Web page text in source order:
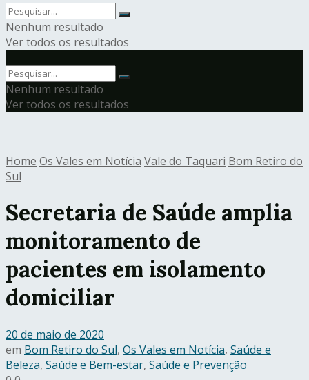
Nenhum resultado
Ver todos os resultados
Nenhum resultado
Ver todos os resultados
Home Os Vales em Notícia Vale do Taquari Bom Retiro do
Sul
Secretaria de Saúde amplia
monitoramento de
pacientes em isolamento
domiciliar
20 de maio de 2020
em Bom Retiro do Sul, Os Vales em Notícia, Saúde e
Beleza, Saúde e Bem-estar, Saúde e Prevenção